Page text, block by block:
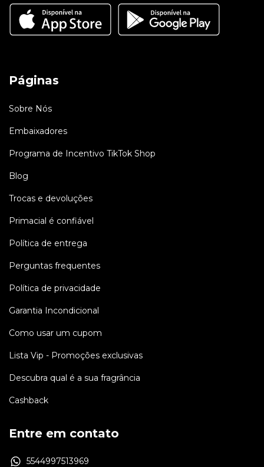
Páginas
Sobre Nós
Embaixadores
Programa de Incentivo TikTok Shop
Blog
Trocas e devoluções
Primacial é confiável
Política de entrega
Perguntas frequentes
Política de privacidade
Garantia Incondicional
Como usar um cupom
Lista Vip - Promoções exclusivas
Descubra qual é a sua fragrância
Cashback
Entre em contato
5544997513969